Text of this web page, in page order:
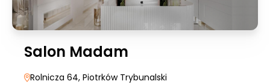
Salon Madam
Rolnicza 64, Piotrków Trybunalski